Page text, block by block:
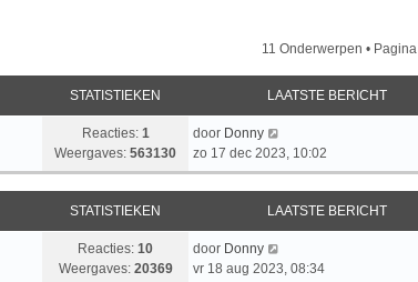
11 Onderwerpen • Pagina
STATISTIEKEN LAATSTE BERICHT
Reacties: 1
Weergaves: 563130
L
a
a
t
t
e
b
door Donny
zo 17 dec 2023, 10:02
STATISTIEKEN LAATSTE BERICHT
Reacties: 10
Weergaves: 20369
L
a
door Donny
vr 18 aug 2023, 08:34